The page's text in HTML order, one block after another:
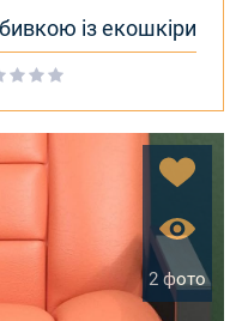
із екошкіри
2 фото